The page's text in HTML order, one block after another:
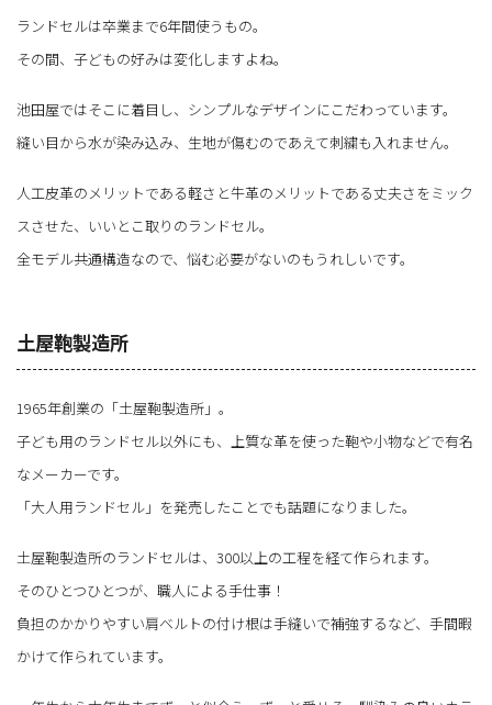
ランドセルは卒業まで6年間使うもの。
その間、子どもの好みは変化しますよね。
池田屋ではそこに着目し、シンプルなデザインにこだわっています。
縫い目から水が染み込み、生地が傷むのであえて刺繍も入れません。
人工皮革のメリットである軽さと牛革のメリットである丈夫さをミック
スさせた、いいとこ取りのランドセル。
全モデル共通構造なので、悩む必要がないのもうれしいです。
土屋鞄製造所
1965年創業の「土屋鞄製造所」。
子ども用のランドセル以外にも、上質な革を使った鞄や小物などで有名
なメーカーです。
「大人用ランドセル」を発売したことでも話題になりました。
土屋鞄製造所のランドセルは、300以上の工程を経て作られます。
そのひとつひとつが、職人による手仕事！
負担のかかりやすい肩ベルトの付け根は手縫いで補強するなど、手間暇
かけて作られています。